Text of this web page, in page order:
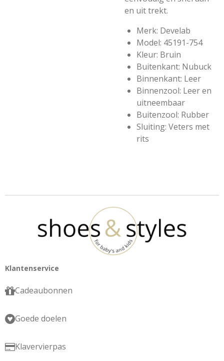
en uit trekt.
Merk: Develab
Model: 45191-754
Kleur: Bruin
Buitenkant: Nubuck
Binnenkant: Leer
Binnenzool: Leer en
uitneembaar
Buitenzool: Rubber
Sluiting: Veters met
rits
Klantenservice
Cadeaubonnen
Goede doelen
Klavervierpas